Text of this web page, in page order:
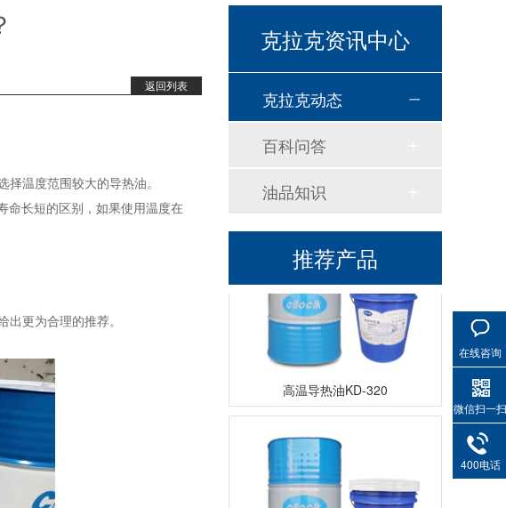
返回列表
温度范围较大的导热油。
长短的区别，如果使用温度在
更为合理的推荐。
克拉克资讯中心
克拉克动态
百科问答
油品知识
推荐产品
高温导热油KD-320
在线咨询
微信扫一扫
400电话